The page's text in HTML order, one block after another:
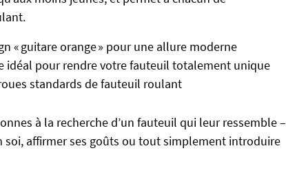
« guitare orange » pour une allure moderne
idéal pour rendre votre fauteuil totalement unique
standards de fauteuil roulant
à la recherche d’un fauteuil qui leur ressemble –
affirmer ses goûts ou tout simplement introduire